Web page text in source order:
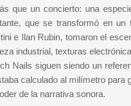
que un concierto: una
que se transformó en un
e Ilan Rubin, tomaron el
industrial, texturas
Nails siguen siendo un
calculado al milímetro para
de la narrativa sonora.